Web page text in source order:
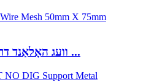
וועג האָלאַנד דראָט ייגל 50 מם ...